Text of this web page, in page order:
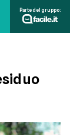
Parte del gruppo: